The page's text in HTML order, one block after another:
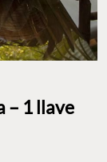
– 1 llave